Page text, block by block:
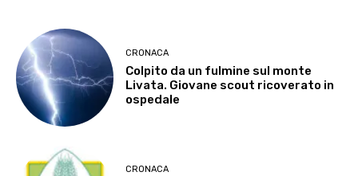
CRONACA
Colpito da un fulmine sul monte
Livata. Giovane scout ricoverato in
ospedale
CRONACA